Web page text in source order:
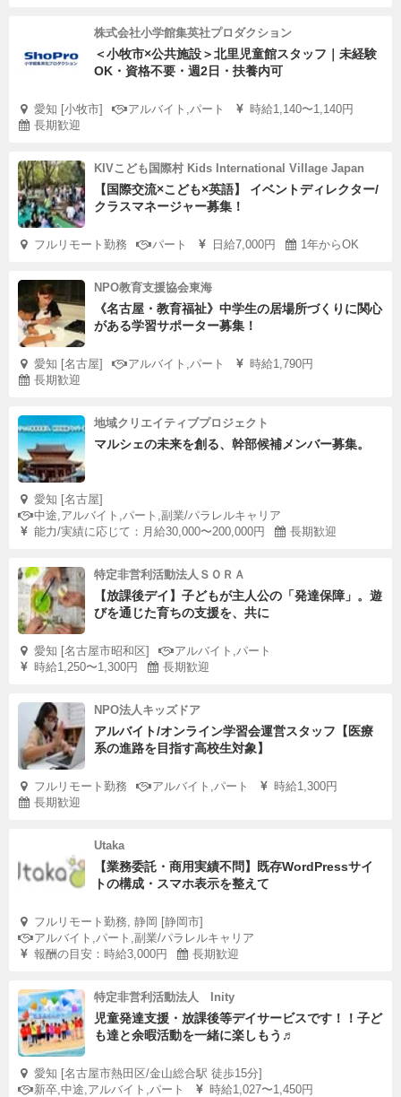
株式会社小学館集英社プロダクション
＜小牧市×公共施設＞北里児童館スタッフ｜未経験
OK・資格不要・週2日・扶養内可
愛知 [小牧市] アルバイト,パート
時給1,140〜1,140円
長期歓迎
KIVこども国際村 Kids International Village Japan
【国際交流×こども×英語】 イベントディレクター/
クラスマネージャー募集！
フルリモート勤務 パート 日給7,000円 1年からOK
NPO教育支援協会東海
《名古屋・教育福祉》中学生の居場所づくりに関心
がある学習サポーター募集！
愛知 [名古屋] アルバイト,パート
時給1,790円
長期歓迎
地域クリエイティブプロジェクト
マルシェの未来を創る、幹部候補メンバー募集。
愛知 [名古屋]
中途,アルバイト,パート,副業/パラレルキャリア
能力/実績に応じて：月給30,000〜200,000円
長期歓迎
特定非営利活動法人ＳＯＲＡ
【放課後デイ】子どもが主人公の「発達保障」。遊
びを通じた育ちの支援を、共に
愛知 [名古屋市昭和区]
アルバイト,パート
時給1,250〜1,300円
長期歓迎
NPO法人キッズドア
アルバイト/オンライン学習会運営スタッフ【医療
系の進路を目指す高校生対象】
フルリモート勤務 アルバイト,パート
時給1,300円
長期歓迎
Utaka
【業務委託・商用実績不問】既存WordPressサイ
トの構成・スマホ表示を整えて
フルリモート勤務, 静岡 [静岡市]
アルバイト,パート,副業/パラレルキャリア
報酬の目安：時給3,000円
長期歓迎
特定非営利活動法人 Inity
児童発達支援・放課後等デイサービスです！！子ど
も達と余暇活動を一緒に楽しもう♬
愛知 [名古屋市熱田区/金山総合駅 徒歩15分]
新卒,中途,アルバイト,パート
時給1,027〜1,450円